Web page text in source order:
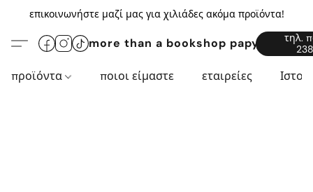
επικοινωνήστε μαζί μας για χιλιάδες ακόμα προϊόντα!
more than a bookshop
τηλ.
προϊόντα ποιοι είμαστε εταιρείες